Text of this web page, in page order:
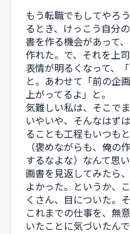
もう転職でもしてやろ
るとき、けっこう自分
書を作る機会があって
作れた。で、それを上
表情が明るくなって、
と。あわせて「前の企
上がってるよ」と。
気難しい私は、そこで
いやいや、そんなはず
ることも工程もいつも
（褒めながらも、俺の
するなよな）なんて思
画書を見返してみたら
よかった。というか、
くさん、目についた。
これまでの仕事を、無
いたことに気づいたんで